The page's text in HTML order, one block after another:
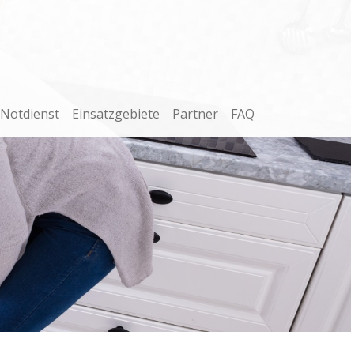
Notdienst Einsatzgebiete Partner FAQ